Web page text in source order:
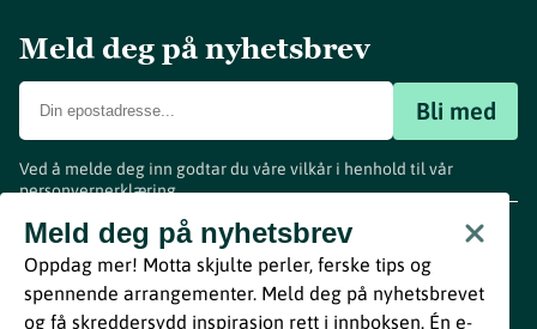
Meld deg på nyhetsbrev
Bli med
Ved å melde deg inn godtar du våre vilkår i henhold til vår
personvernerklæring.
Meld deg på nyhetsbrev
Oppdag mer! Motta skjulte perler, ferske tips og
spennende arrangementer. Meld deg på nyhetsbrevet
og få skreddersydd inspirasjon rett i innboksen. Én e-
www.visitvestfold.com
Turistinformasjon
Vestfold Fylkeskommune
ByBreakfast